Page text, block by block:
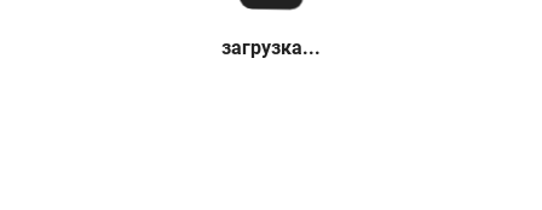
загрузка...